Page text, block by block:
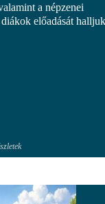
a népzenei
előadását